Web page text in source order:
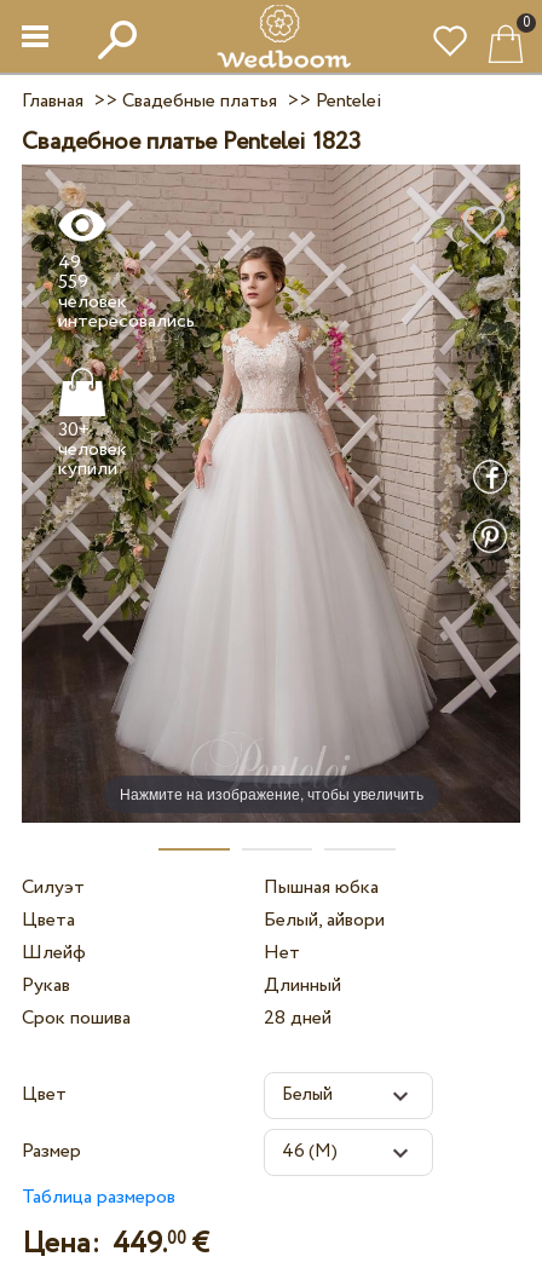
0
Главная >> Свадебные платья >> Pentelei
Свадебное платье Pentelei 1823
Нажмите на изображение, чтобы увеличить
49
559
человек
интересовались
30+
человек
купили
Силуэт
Пышная юбка
Цвета
Белый, айвори
Шлейф
Нет
Рукав
Длинный
Срок пошива
28 дней
Цвет
Размер
Таблица размеров
Цена: 449.00€